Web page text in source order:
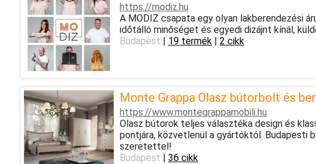
https://modiz.hu
A MODIZ csapata egy olyan lakberendezési
időtálló minőséget és egyedi dizájnt kínál,
Budapest | 19 termék| 2 cikk
Monte Grappa Olasz bútorbolt és
https://www.montegrappamobili.hu
Olasz bútorok teljes választéka design és
pontjára, közvetlenül a gyártóktól. Budapesti
szeretettel!
Budapest | 36 cikk